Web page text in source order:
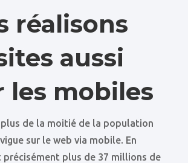
réalisons
aussi
les mobiles
plus de la moitié de la population
sur le web via mobile. En
précisément plus de 37 millions de